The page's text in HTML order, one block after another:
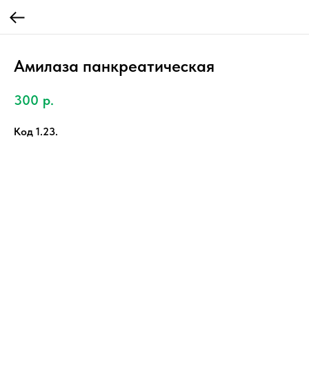
Амилаза панкреатическая
300 р.
Код 1.23.